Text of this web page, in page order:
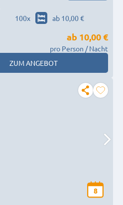
100x ab 10,00 €
ab 10,00 €
pro Person / Nacht
ZUM ANGEBOT
8